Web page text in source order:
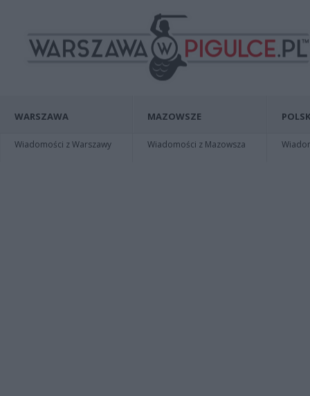
WARSZAWA
Wiadomości z Warszawy
MAZOWSZE
Wiadomości z Mazowsza